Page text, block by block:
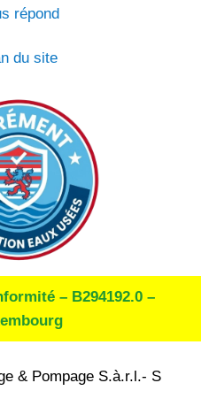
répond
du site
– B294192.0 –
& Pompage S.à.r.l.- S